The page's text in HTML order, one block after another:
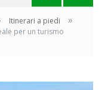
Itinerari a piedi »
per un turismo